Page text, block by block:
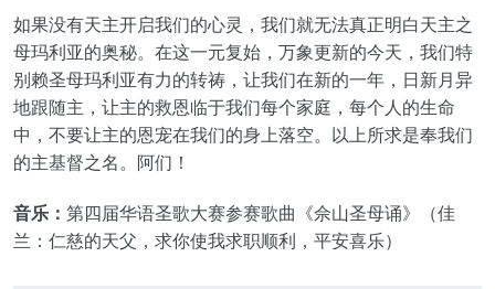
如果没有天主开启我们的心灵，我们就无法真正明白天主之
母玛利亚的奥秘。在这一元复始，万象更新的今天，我们特
别赖圣母玛利亚有力的转祷，让我们在新的一年，日新月异
地跟随主，让主的救恩临于我们每个家庭，每个人的生命
中，不要让主的恩宠在我们的身上落空。以上所求是奉我们
的主基督之名。阿们！
音乐： 第四届华语圣歌大赛参赛歌曲《佘山圣母诵》（佳
兰：仁慈的天父，求你使我求职顺利，平安喜乐）